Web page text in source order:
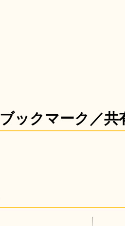
ックマーク／共